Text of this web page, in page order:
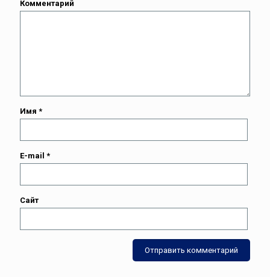
Комментарий
Имя *
E-mail *
Сайт